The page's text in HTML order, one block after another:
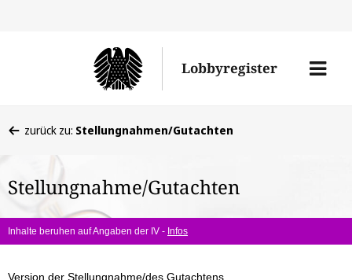
Lobbyregister
Menü
befinden
hier:
zurück zu: Stellungnahmen/Gutachten
Stellungnahme/Gutachten
Inhalte beruhen auf Angaben der IV - Infos
Version der Stellungnahme/des Gutachtens